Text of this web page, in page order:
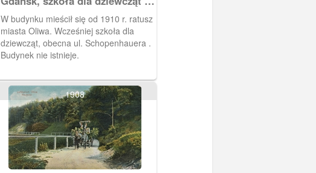
Oliwie
W budynku mieścił się od 1910 r. ratusz
miasta Oliwa. Wcześniej szkoła dla
dziewcząt, obecna ul. Schopenhauera .
Budynek nie istnieje.
1908